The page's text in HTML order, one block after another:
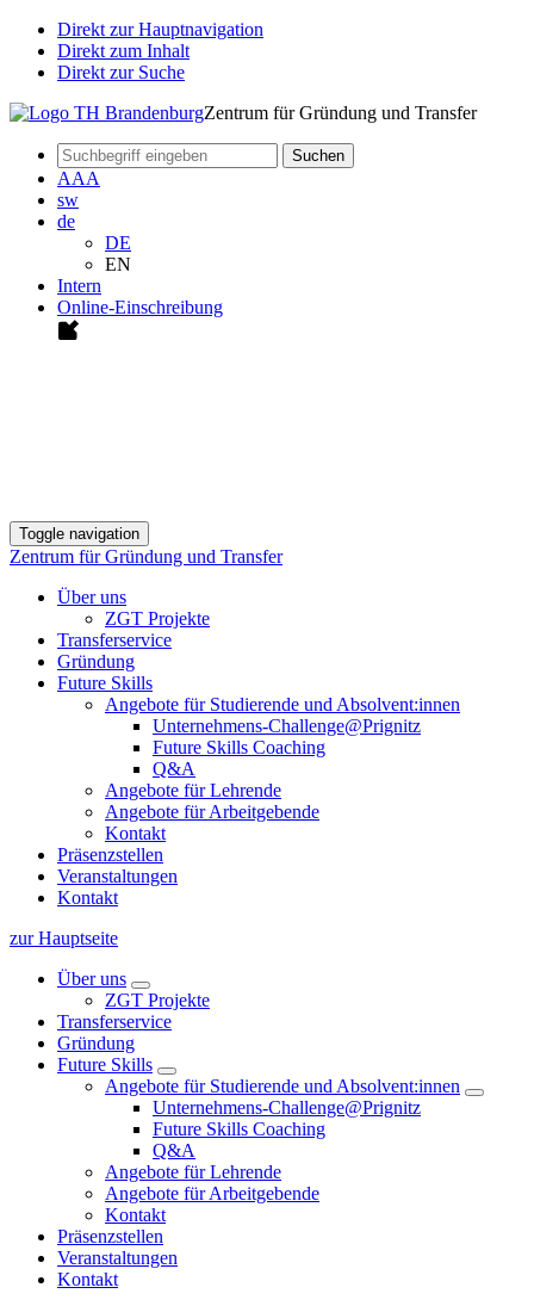
Direkt zur Hauptnavigation
Direkt zum Inhalt
Direkt zur Suche
Suchen
AAA
sw
de
DE
EN
Intern
Online-Einschreibung
Zentrum für Gründung und Transfer
Toggle navigation
Zentrum für Gründung und Transfer
Über uns
ZGT Projekte
Transferservice
Gründung
Future Skills
Angebote für Studierende und Absolvent:innen
Unternehmens-Challenge@Prignitz
Future Skills Coaching
Q&A
Angebote für Lehrende
Angebote für Arbeitgebende
Kontakt
Präsenzstellen
Veranstaltungen
Kontakt
zur Hauptseite
Über uns
ZGT Projekte
Transferservice
Gründung
Future Skills
Angebote für Studierende und Absolvent:innen
Unternehmens-Challenge@Prignitz
Future Skills Coaching
Q&A
Angebote für Lehrende
Angebote für Arbeitgebende
Kontakt
Präsenzstellen
Veranstaltungen
Kontakt